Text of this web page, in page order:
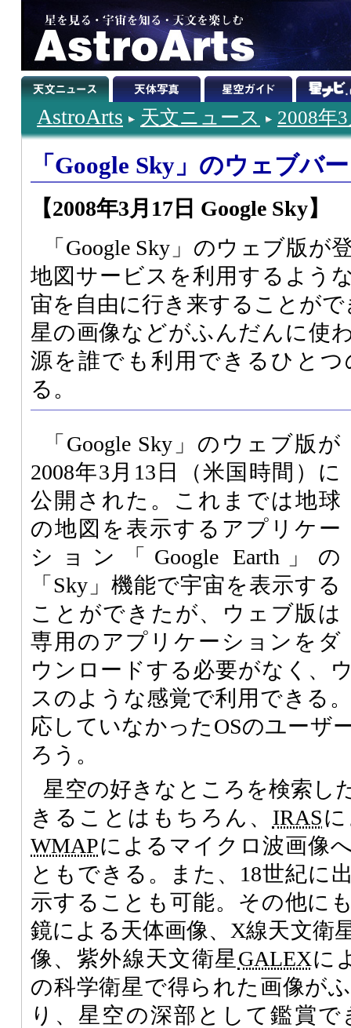
AstroArts 天文ニュース 2008年
「Google Sky」のウェブバ
【2008年3月17日 Google Sky】
「Google Sky」のウェブ版
地図サービスを利用するよう
宙を自由に行き来することがで
星の画像などがふんだんに使
源を誰でも利用できるひと
る。
「Google Sky」のウェブ版が
2008年3月13日（米国時間）に
公開された。これまでは地球
の地図を表示するアプリケー
ション「Google Earth」の
「Sky」機能で宇宙を表示する
ことができたが、ウェブ版は
専用のアプリケーションをダ
ウンロードする必要がなく、
スのような感覚で利用できる
応していなかったOSのユーザ
ろう。
星空の好きなところを検索し
きることはもちろん、 IRAS
WMAPによるマイクロ波画像
ともできる。また、18世紀に
示することも可能。その他に
鏡による天体画像、X線天文衛
像、紫外線天文衛星GALEXに
の科学衛星で得られた画像が
り、星空の深部として鑑賞